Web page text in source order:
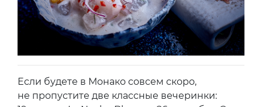
Если будете в Монако совсем скоро,
не пропустите две классные вечеринки: